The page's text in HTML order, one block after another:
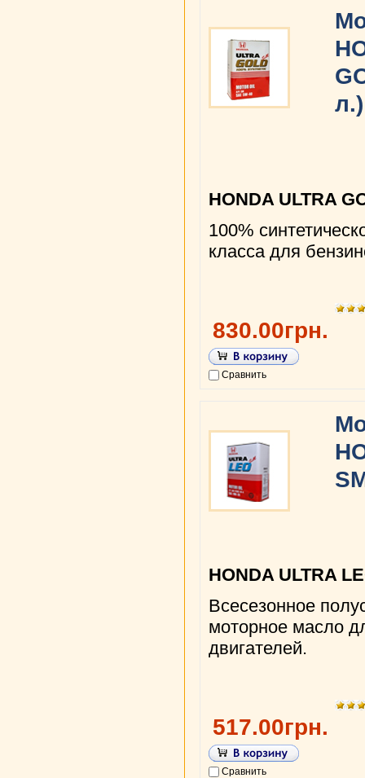
л.)
HONDA ULTRA
100%
класса для
830.00грн.
Сравнить
HONDA ULTRA
Всесезонное
моторное масло
двигателей.
517.00грн.
Сравнить